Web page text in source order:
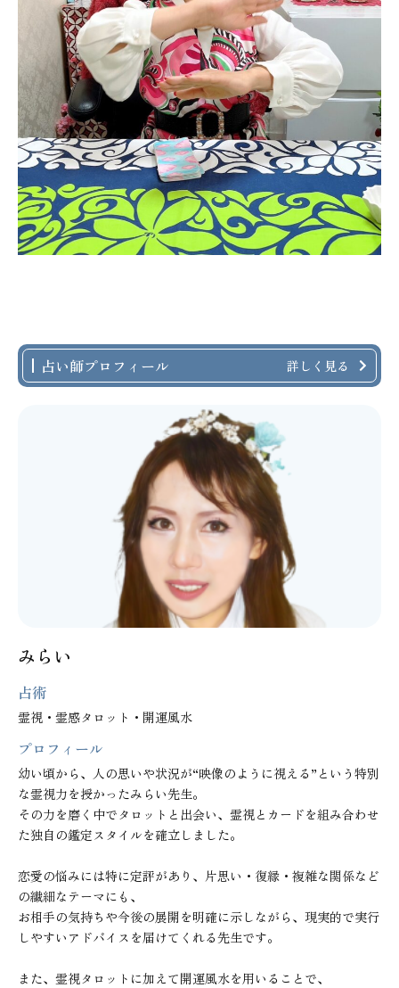
占い師プロフィール 詳しく見る
みらい
占術
霊視・霊感タロット・開運風水
プロフィール
幼い頃から、人の思いや状況が“映像のように視える”という特別
な霊視力を授かったみらい先生。
その力を磨く中でタロットと出会い、霊視とカードを組み合わせ
た独自の鑑定スタイルを確立しました。
恋愛の悩みには特に定評があり、片思い・復縁・複雑な関係など
の繊細なテーマにも、
お相手の気持ちや今後の展開を明確に示しながら、現実的で実行
しやすいアドバイスを届けてくれる先生です。
また、霊視タロットに加えて開運風水を用いることで、